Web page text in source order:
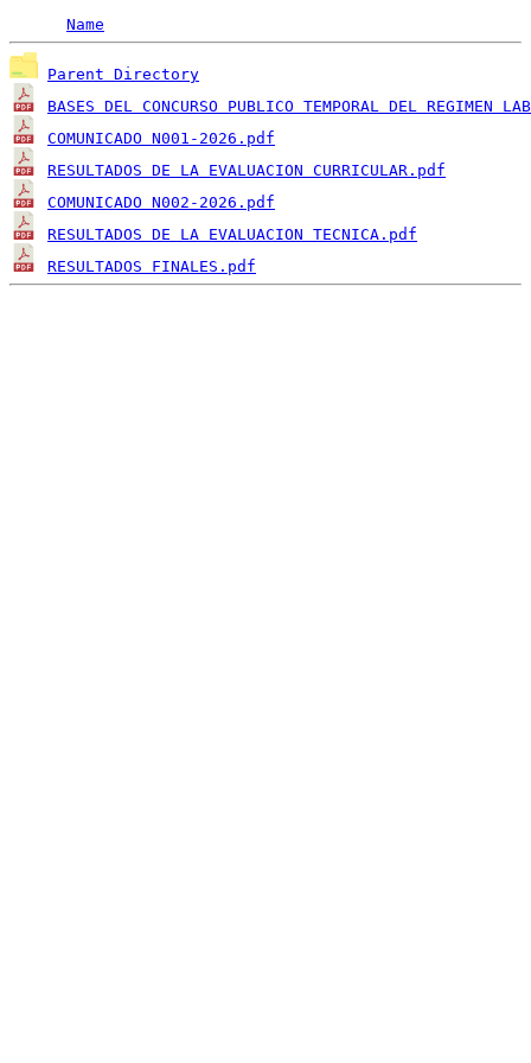
Name
Parent Directory
BASES DEL CONCURSO PUBLICO TEMPORAL DEL
COMUNICADO N001-2026.pdf
RESULTADOS DE LA EVALUACION CURRICULAR.pdf
COMUNICADO N002-2026.pdf
RESULTADOS DE LA EVALUACION TECNICA.pdf
RESULTADOS FINALES.pdf